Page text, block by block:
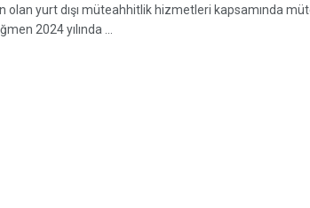
olan yurt dışı müteahhitlik hizmetleri kapsamında
2024 yılında ...